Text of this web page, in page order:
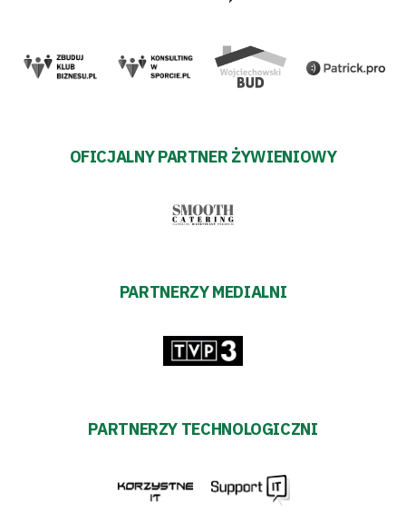
OFICJALNY PARTNER ŻYWIENIOWY
PARTNERZY MEDIALNI
PARTNERZY TECHNOLOGICZNI